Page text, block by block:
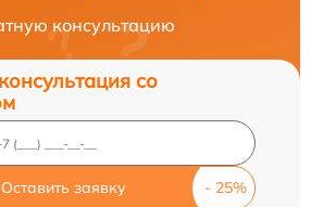
консультацию
со
Оставить заявку